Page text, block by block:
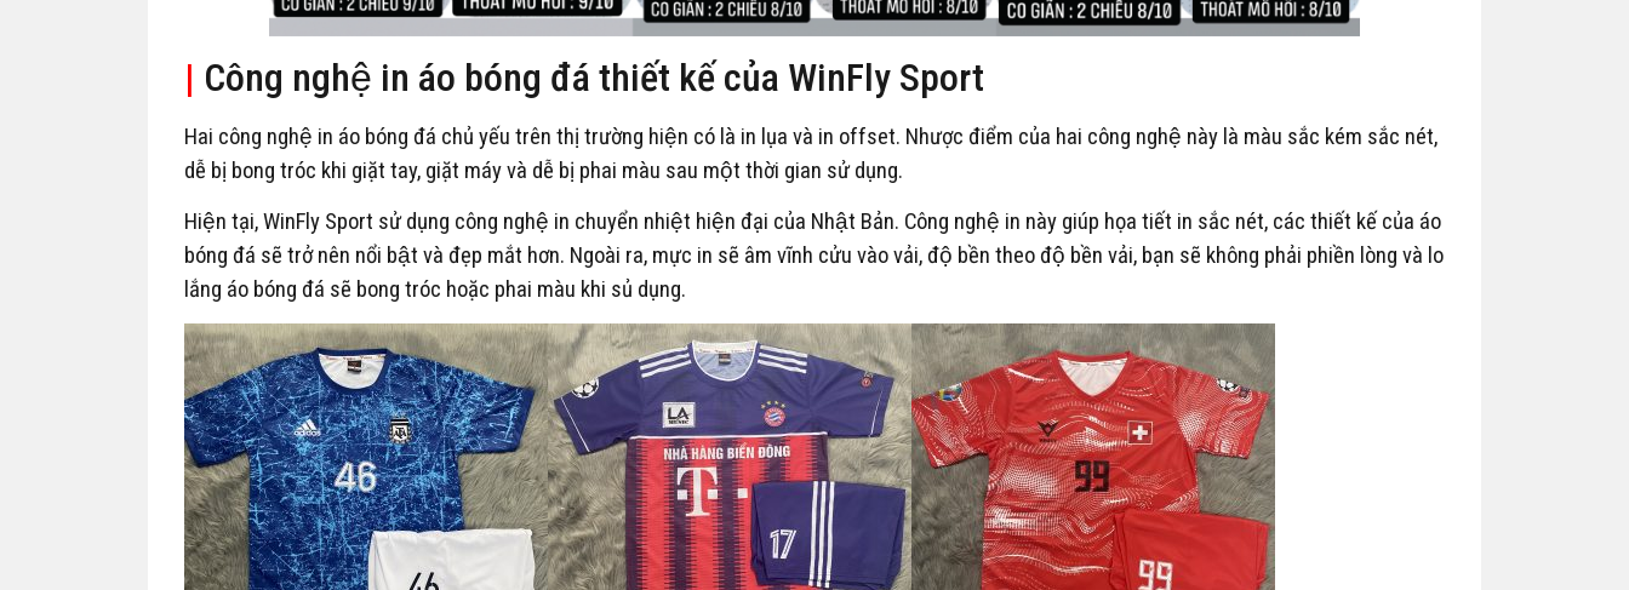
| Công nghệ in áo bóng đá thiết kế của WinFly Sport
Hai công nghệ in áo bóng đá chủ yếu trên thị trường hiện có là in lụa và in offset. Nhược điểm của hai công nghệ này là màu sắc kém sắc nét,
dễ bị bong tróc khi giặt tay, giặt máy và dễ bị phai màu sau một thời gian sử dụng.
Hiện tại, WinFly Sport sử dụng công nghệ in chuyển nhiệt hiện đại của Nhật Bản. Công nghệ in này giúp họa tiết in sắc nét, các thiết kế của áo
bóng đá sẽ trở nên nổi bật và đẹp mắt hơn. Ngoài ra, mực in sẽ âm vĩnh cửu vào vải, độ bền theo độ bền vải, bạn sẽ không phải phiền lòng và lo
lắng áo bóng đá sẽ bong tróc hoặc phai màu khi sủ dụng.